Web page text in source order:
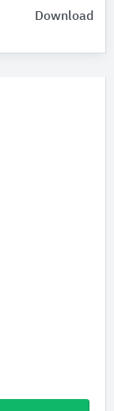
Download